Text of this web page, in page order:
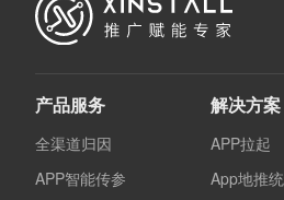
产品服务
全渠道归因
APP智能传参
解决方案
APP拉起
App地推